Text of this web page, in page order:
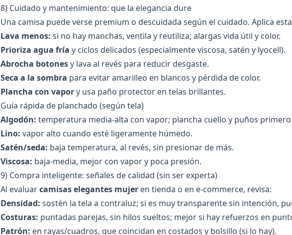
8) Cuidado y mantenimiento: que la elegancia dure
Una camisa puede verse premium o descuidada según el cuidado. Aplica
Lava menos: si no hay manchas, ventila y reutiliza; alargas vida útil y color.
Prioriza agua fría y ciclos delicados (especialmente viscosa, satén y lyocell).
Abrocha botonesy lava al revés para reducir desgaste.
Seca a la sombra para evitar amarilleo en blancos y pérdida de color.
Plancha con vapory usa paño protector en telas brillantes.
Guía rápida de planchado (según tela)
Algodón: temperatura media-alta con vapor; plancha cuello y puños primero.
Lino: vapor alto cuando esté ligeramente húmedo.
Satén/seda: baja temperatura, al revés, sin presionar de más.
Viscosa: baja-media, mejor con vapor y poca presión.
9) Compra inteligente: señales de calidad (sin ser experta)
Al evaluarcamisas elegantes mujer en tienda o en e-commerce, revisa:
Densidad: sostén la tela a contraluz; si es muy transparente sin intención,
Costuras: puntadas parejas, sin hilos sueltos; mejor si hay refuerzos en
Patrón: en rayas/cuadros, que coincidan en costados y bolsillo (si lo hay).